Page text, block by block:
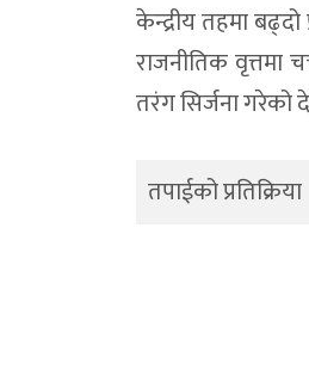
केन्द्रीय तहमा बढ्दो
राजनीतिक वृत्तमा
तरंग सिर्जना गरेको
तपाईको प्रतिक्रिया